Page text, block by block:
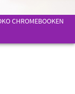
CHROMEBOOKEN